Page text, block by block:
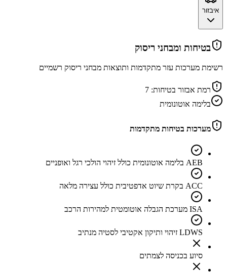
איבזור
בטיחות ומבחני ריסוק
רשימת מערכות עזר מתקדמות ותוצאות מבחני ריסוק רשמיים
רמת אבזור בטיחות: 7
בלימה אוטונומית
מערכות בטיחות מתקדמות
AEB בלימה אוטונומית כולל זיהוי הולכי רגל ואופניים
ACC בקרת שיוט אדפטיבית כולל עצירה מלאה
ISA מערכת הגבלה אוטומטית למהירות הרכב
LDWS זיהוי ותיקון אקטיבי לסטיה מנתיב
סיוע בכניסה לצמתים